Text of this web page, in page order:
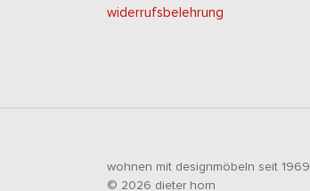
widerrufsbelehrung
wohnen mit designmöbeln seit 1969
© 2026 dieter horn